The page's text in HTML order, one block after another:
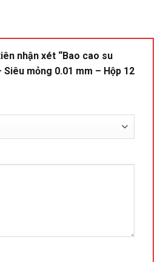
nhận xét “Bao cao su
mỏng 0.01 mm – Hộp 12